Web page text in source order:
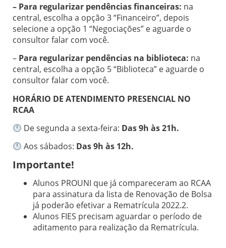
– Para regularizar pendências financeiras: na
central, escolha a opção 3 “Financeiro”, depois
selecione a opção 1 “Negociações” e aguarde o
consultor falar com você.
– Para regularizar pendências na biblioteca: na
central, escolha a opção 5 “Biblioteca” e aguarde o
consultor falar com você.
HORÁRIO DE ATENDIMENTO PRESENCIAL NO
RCAA
De segunda a sexta-feira: Das 9h às 21h.
Aos sábados: Das 9h às 12h.
Importante!
Alunos PROUNI que já compareceram ao RCAA
para assinatura da lista de Renovação de Bolsa
já poderão efetivar a Rematrícula 2022.2.
Alunos FIES precisam aguardar o período de
aditamento para realização da Rematrícula.